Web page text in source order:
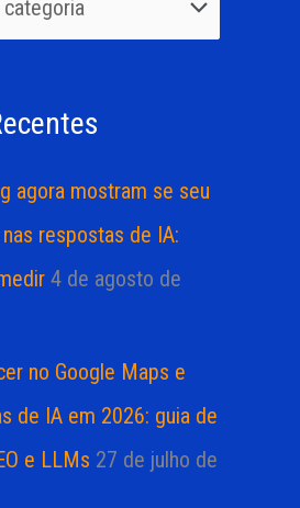
agora mostram se seu
respostas de IA:
4 de agosto de
no Google Maps e
de IA em 2026: guia de
e LLMs 27 de julho de